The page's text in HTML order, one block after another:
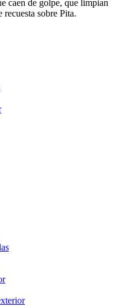
caen de golpe, que limpian
sobre Pita.